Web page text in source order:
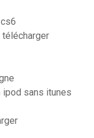
ipod sans itunes